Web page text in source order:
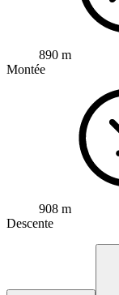
890 m
Montée
908 m
Descente